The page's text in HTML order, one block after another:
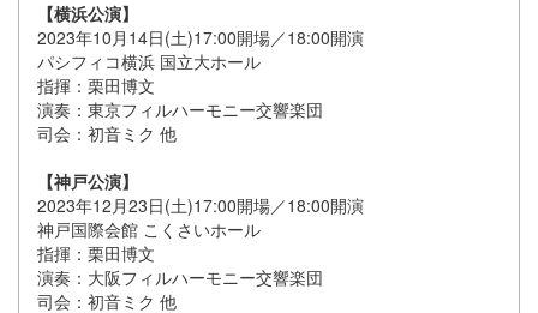
【横浜公演】
2023年10月14日(土)17:00開場／18:00開演
パシフィコ横浜 国立大ホール
指揮：栗田博文
演奏：東京フィルハーモニー交響楽団
司会：初音ミク 他
【神戸公演】
2023年12月23日(土)17:00開場／18:00開演
神戸国際会館 こくさいホール
指揮：栗田博文
演奏：大阪フィルハーモニー交響楽団
司会：初音ミク 他